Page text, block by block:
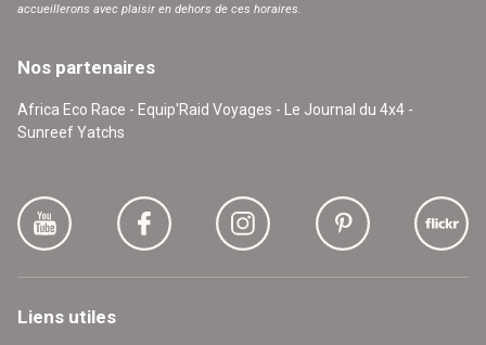
accueillerons avec plaisir en dehors de ces horaires.
Nos partenaires
Africa Eco Race - Equip'Raid Voyages - Le Journal du 4x4 -
Sunreef Yatchs
Liens utiles